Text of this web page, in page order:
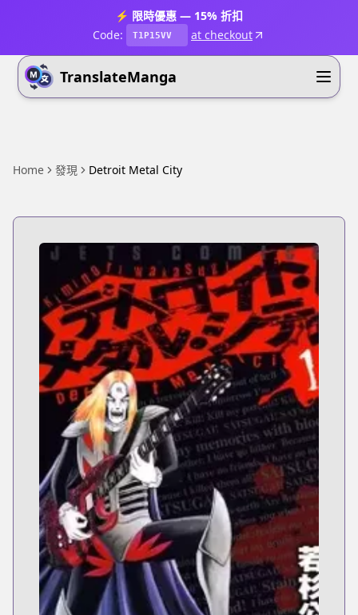
⚡ 限時優惠 — 15% 折扣
Code:
T1P15VV at checkout
TranslateManga
Home 發現 Detroit Metal City